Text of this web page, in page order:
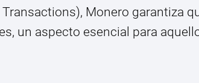
Monero garantiza
un aspecto esencial para